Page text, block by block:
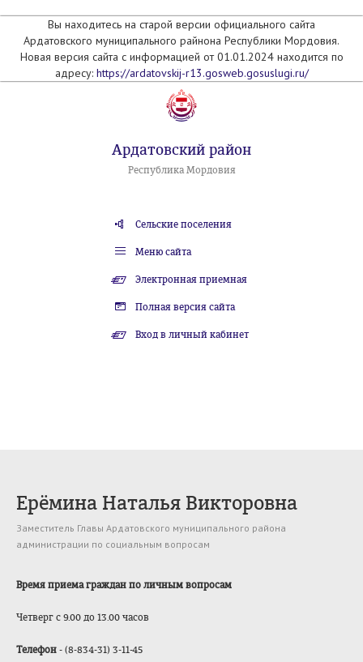
Вы находитесь на старой версии официального сайта
Ардатовского муниципального райнона Республики Мордовия.
Новая версия сайта с информацией от 01.01.2024 находится по
адресу: https://ardatovskij-r13.gosweb.gosuslugi.ru/
Ардатовский район
Республика Мордовия
Сельские поселения
Меню сайта
Электронная приемная
Полная версия сайта
Вход в личный кабинет
Ерёмина Наталья Викторовна
Заместитель Главы Ардатовского муниципального района
администрации по социальным вопросам
Время приема граждан по личным вопросам
Четверг с 9.00 до 13.00 часов
Телефон - (8-834-31) 3-11-45